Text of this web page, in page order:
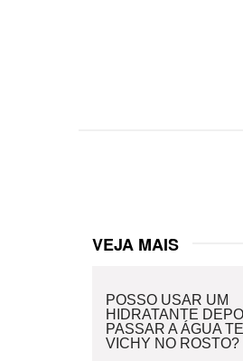
VEJA MAIS
POSSO USAR UM
HIDRATANTE
PASSAR A ÁGUA
VICHY NO ROSTO?